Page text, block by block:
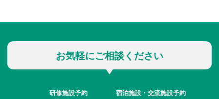
お気軽にご相談ください
研修施設予約 宿泊施設・交流施設予約